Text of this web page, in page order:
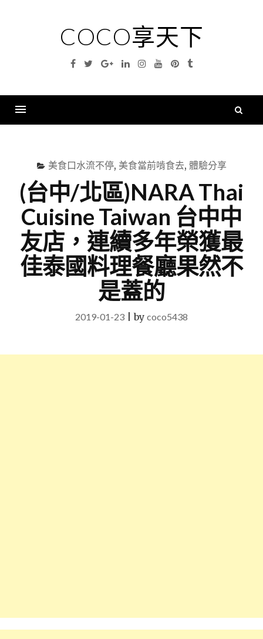
COCO享天下
Facebook
TwitterGoogleLinkedinInstagramYouTubePinterest
Tumblr
美食口水流不停, 美食當前啃食去, 體驗分享
(台中/北區)NARA Thai
Cuisine Taiwan 台中中
友店，連續多年榮獲最
佳泰國料理餐廳果然不
是蓋的
2019-01-23 |by coco5438